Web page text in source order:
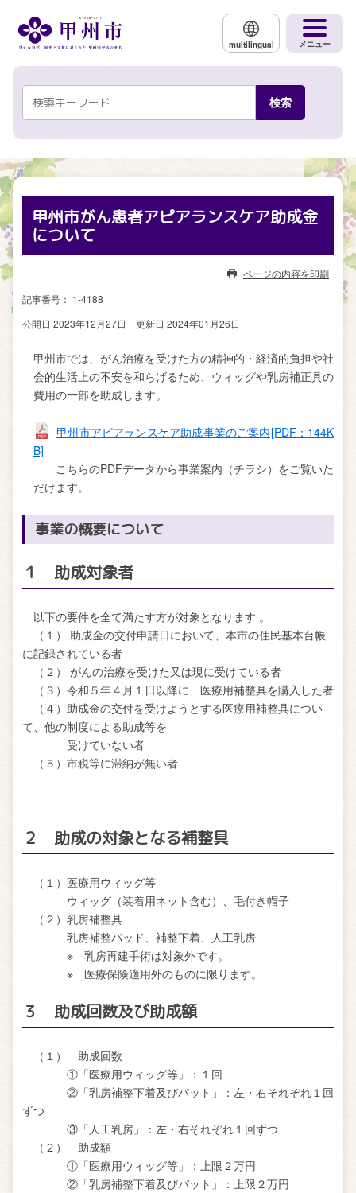
multilingual メニュー
甲州市がん患者アピアランスケア助成金
について
ページの内容を印刷
記事番号： 1-4188
公開日 2023年12月27日
更新日 2024年01月26日
甲州市では、がん治療を受けた方の精神的・経済的負担や社
会的生活上の不安を和らげるため、ウィッグや乳房補正具の
費用の一部を助成します。
甲州市アピアランスケア助成事業のご案内[PDF：144K
B]
こちらのPDFデータから事業案内（チラシ）をご覧いた
だけます。
事業の概要について
１ 助成対象者
以下の要件を全て満たす方が対象となります 。
（１） 助成金の交付申請日において、本市の住民基本台帳
に記録されている者
（２） がんの治療を受けた又は現に受けている者
（３）令和５年４月１日以降に、医療用補整具を購入した者
（４） 助成金の交付を受けようとする医療用補整具につい
て、他の制度による助成等を
受けていない者
（５） 市税等に滞納が無い者
２ 助成の対象となる補整具
（１）医療用ウィッグ等
ウィッグ（装着用ネット含む）、毛付き帽子
（２）乳房補整具
乳房補整パッド、補整下着、人工乳房
※ 乳房再建手術は対象外です。
※ 医療保険適用外のものに限ります。
３ 助成回数及び助成額
（１） 助成回数
①「医療用ウィッグ等」：１回
②「乳房補整下着及びパット」：左・右それぞれ１回
ずつ
③「人工乳房」：左・右それぞれ１回ずつ
（２） 助成額
①「医療用ウィッグ等」：上限２万円
②「乳房補整下着及びパット」：上限２万円